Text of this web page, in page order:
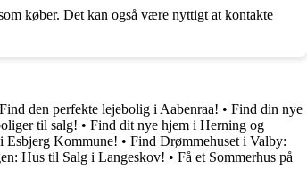
køber. Det kan også være nyttigt at kontakte
Find den perfekte lejebolig i Aabenraa! • Find din nye
til salg! • Find dit nye hjem i Herning og
Esbjerg Kommune! • Find Drømmehuset i Valby:
Hus til Salg i Langeskov! • Få et Sommerhus på